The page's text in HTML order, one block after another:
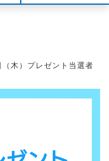
（木）プレゼント当選者